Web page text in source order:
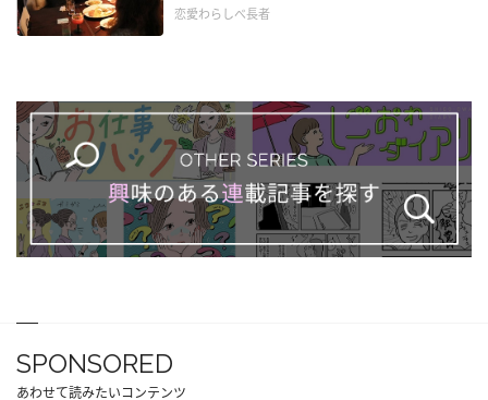
恋愛わらしべ長者
SPONSORED
あわせて読みたいコンテンツ